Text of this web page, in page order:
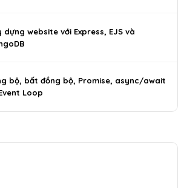
dựng website với Express, EJS và
bộ, bất đồng bộ, Promise, async/await
Loop